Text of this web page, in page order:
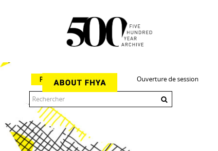
Ouverture de session
Parcourir